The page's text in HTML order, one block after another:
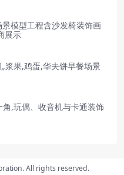
模型工程含沙发椅装饰画
展示
浆果,鸡蛋,华夫饼早餐场景
,玩偶、收音机与卡通装饰
All rights reserved.